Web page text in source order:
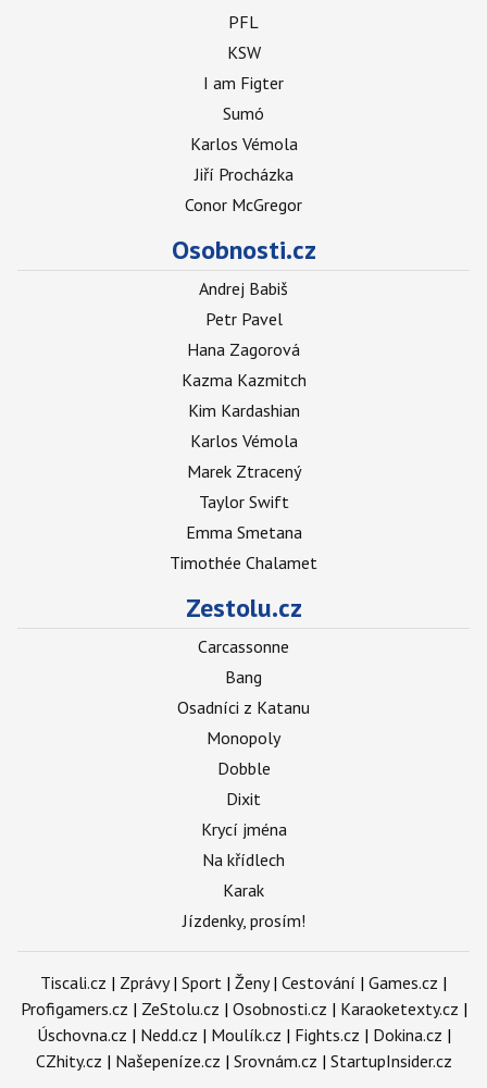
PFL
KSW
I am Figter
Sumó
Karlos Vémola
Jiří Procházka
Conor McGregor
Osobnosti.cz
Andrej Babiš
Petr Pavel
Hana Zagorová
Kazma Kazmitch
Kim Kardashian
Karlos Vémola
Marek Ztracený
Taylor Swift
Emma Smetana
Timothée Chalamet
Zestolu.cz
Carcassonne
Bang
Osadníci z Katanu
Monopoly
Dobble
Dixit
Krycí jména
Na křídlech
Karak
Jízdenky, prosím!
Tiscali.cz | Zprávy| Sport | Ženy| Cestování | Games.cz |
Profigamers.cz | ZeStolu.cz | Osobnosti.cz | Karaoketexty.cz |
Úschovna.cz | Nedd.cz | Moulík.cz | Fights.cz | Dokina.cz |
CZhity.cz | Našepeníze.cz | Srovnám.cz | StartupInsider.cz